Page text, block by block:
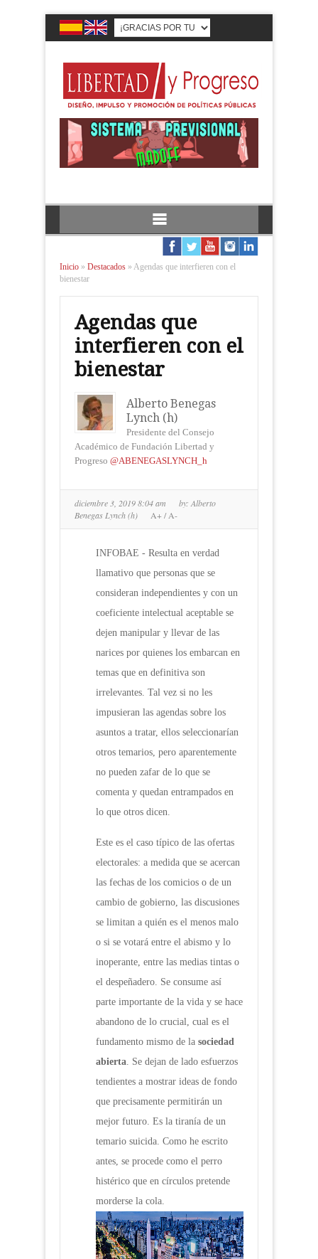
Inicio » Destacados » Agendas que interfieren con el
bienestar
Agendas que
interfieren con el
bienestar
Alberto Benegas
Lynch (h)
Presidente del Consejo
Académico de Fundación Libertad y
Progreso @ABENEGASLYNCH_h
diciembre 3, 2019 8:04 am by: Alberto
Benegas Lynch (h)
A+/A-
INFOBAE - Resulta en verdad
llamativo que personas que se
consideran independientes y con un
coeficiente intelectual aceptable se
dejen manipular y llevar de las
narices por quienes los embarcan en
temas que en definitiva son
irrelevantes. Tal vez si no les
impusieran las agendas sobre los
asuntos a tratar, ellos seleccionarían
otros temarios, pero aparentemente
no pueden zafar de lo que se
comenta y quedan entrampados en
lo que otros dicen.
Este es el caso típico de las ofertas
electorales: a medida que se acercan
las fechas de los comicios o de un
cambio de gobierno, las discusiones
se limitan a quién es el menos malo
o si se votará entre el abismo y lo
inoperante, entre las medias tintas o
el despeñadero. Se consume así
parte importante de la vida y se hace
abandono de lo crucial, cual es el
fundamento mismo de la sociedad
abierta. Se dejan de lado esfuerzos
tendientes a mostrar ideas de fondo
que precisamente permitirán un
mejor futuro. Es la tiranía de un
temario suicida. Como he escrito
antes, se procede como el perro
histérico que en círculos pretende
morderse la cola.